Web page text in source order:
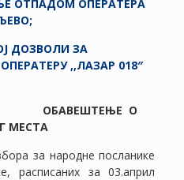
ОТПАДОМ ОПЕРАТЕРА
ДОЗВОЛИ ЗА
,,ЛАЗАР 018″
О
МЕСТА
за народне посланике
расписаних за 03.април